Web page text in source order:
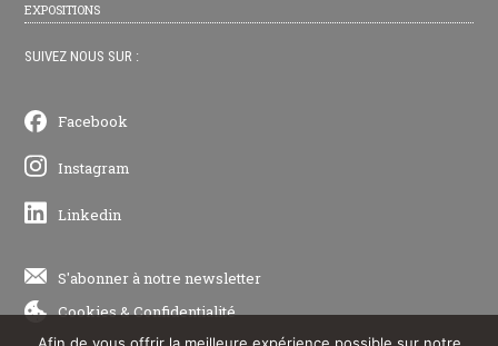
EXPOSITIONS
SUIVEZ NOUS SUR :
Facebook
Instagram
Linkedin
S'abonner à notre newsletter
Cookies&Confidentialité